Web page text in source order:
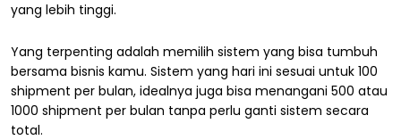
yang lebih tinggi.
Yang terpenting adalah memilih sistem yang bisa tumbuh
bersama bisnis kamu. Sistem yang hari ini sesuai untuk 100
shipment per bulan, idealnya juga bisa menangani 500 atau
1000 shipment per bulan tanpa perlu ganti sistem secara
total.